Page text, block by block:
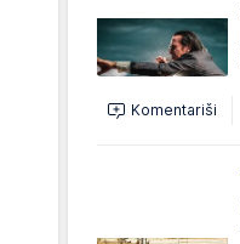
Komentariši